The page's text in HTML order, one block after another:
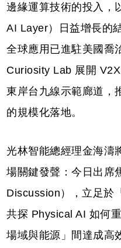
邊緣運算技術的投入，
AI Layer）日益增長的
全球應用已進駐美國喬
Curiosity Lab 展開
東岸台九線示範廊道，
的規模化落地。
光林智能總經理金海濤
場關鍵發聲：今日出席
Discussion），立足於
共探 Physical AI 如何
場域與能源」間達成高